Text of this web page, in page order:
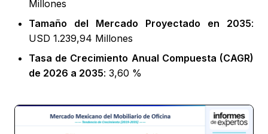
Millones
Tamaño del Mercado Proyectado en 2035:
USD 1.239,94 Millones
Tasa de Crecimiento Anual Compuesta (CAGR)
de 2026 a 2035: 3,60 %